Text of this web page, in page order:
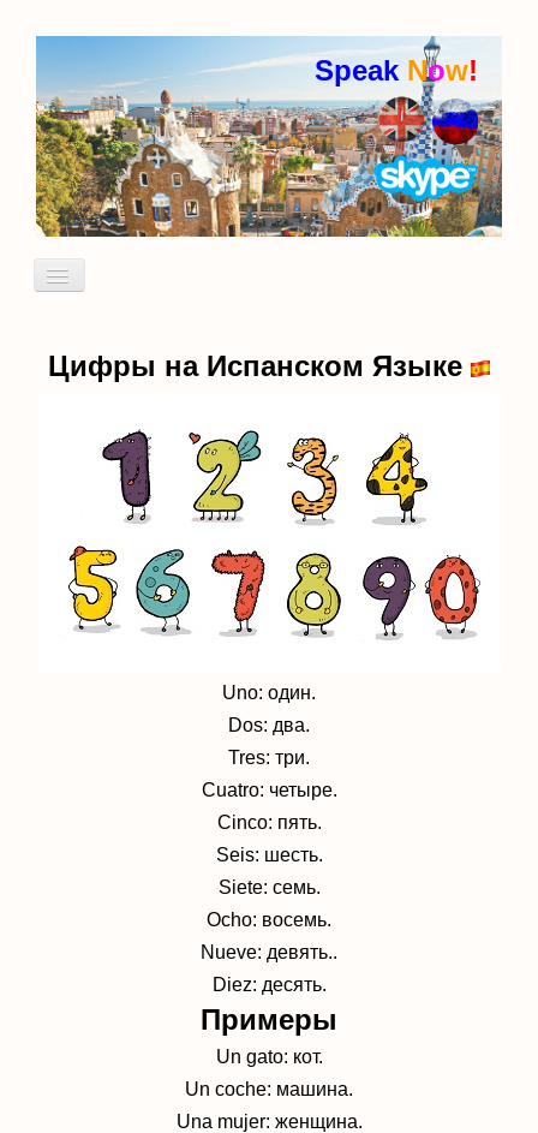
Speak Now!
Включить/
Цифры на Испанском Языке
Uno: один.
Dos: два.
Tres: три.
Cuatro: четыре.
Cinco: пять.
Seis: шесть.
Siete: семь.
Ocho: восемь.
Nueve: девять..
Diez: десять.
Примеры
Un gato: кот.
Un coche: машина.
Una mujer: женщина.